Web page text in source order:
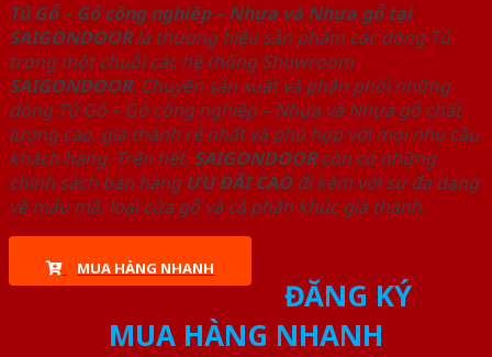
Tủ Gỗ – Gỗ công nghiêp – Nhựa và Nhựa gỗ tại
SAIGONDOORlà thương hiệu sản phẩm các dòng Tủ
trong một chuỗi các hệ thống Showroom
SAIGONDOOR. Chuyên sản xuất và phân phối những
dòng Tủ Gỗ – Gỗ công nghiêp – Nhựa và Nhựa gỗ chất
lượng cao, giá thành rẻ nhất và phù hợp với mọi nhu cầu
khách hàng. Trên hết, SAIGONDOORcòn có những
chính sách bán hàng ƯU ĐÃI CAOđi kèm với sự đa dạng
về mẫu mã, loại cửa gỗ và cả phân khúc giá thành.
MUA HÀNG NHANH
ĐĂNG KÝ
MUA HÀNG NHANH